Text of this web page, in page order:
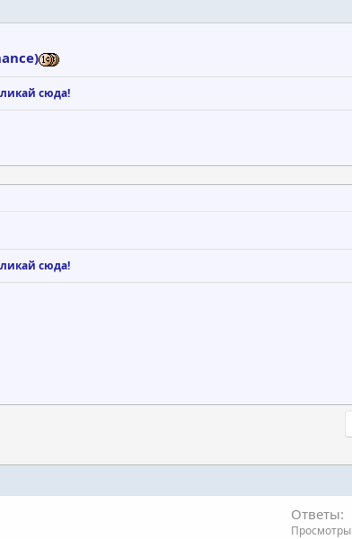
сюда!
сюда!
Ответы
Просмотры